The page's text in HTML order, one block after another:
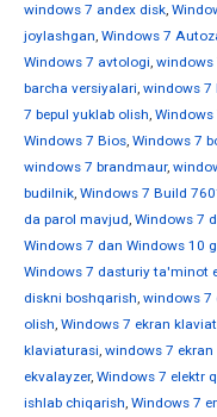
windows 7 andex disk,
joylashgan, Windows 7
Windows 7 avtologi, windows
barcha versiyalari, windows 7
7 bepul yuklab olish, Windows
Windows 7 Bios, Windows 7
windows 7 brandmaur,
budilnik, Windows 7 Build
da parol mavjud, Windows 7
Windows 7 dan Windows 10
Windows 7 dasturiy ta'minot
diskni boshqarish, windows 7
olish, Windows 7 ekran
klaviaturasi, windows 7 ekran
ekvalayzer, Windows 7 elektr
ishlab chiqarish, Windows 7